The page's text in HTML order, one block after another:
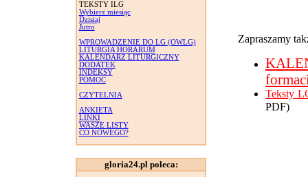
TEKSTY ILG
Wybierz miesiąc
Dzisiaj
Jutro
WPROWADZENIE DO LG (OWLG)
LITURGIA HORARUM
KALENDARZ LITURGICZNY
DODATEK
INDEKSY
POMOC
CZYTELNIA
ANKIETA
LINKI
WASZE LISTY
CO NOWEGO?
gloria24.pl poleca:
Zapraszamy
Teksty
PDF)